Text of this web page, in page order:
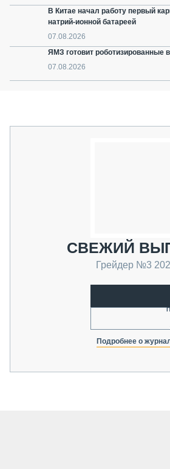
В Китае начал работу первый
натрий-ионной батареей
07.08.2026
ЯМЗ готовит роботизированные
07.08.2026
СВЕЖИЙ
Грейдер №3
Подробнее о